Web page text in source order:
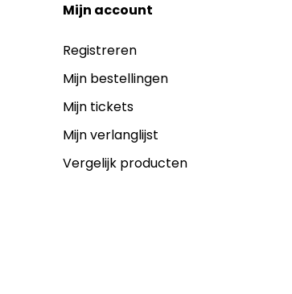
Mijn account
Registreren
Mijn bestellingen
Mijn tickets
Mijn verlanglijst
Vergelijk producten